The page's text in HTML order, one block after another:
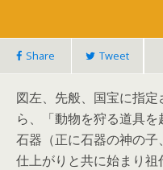
Share Tweet
図左、先般、国宝に指
ら、「動物を狩る道具
石器（正に石器の神の
仕上がりと共に始まり